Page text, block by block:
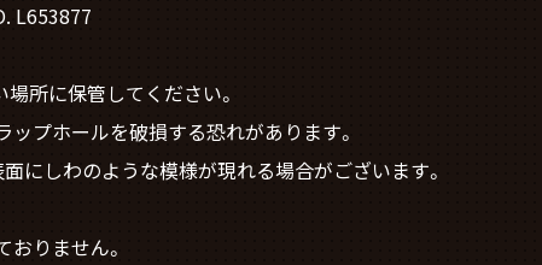
L653877
所に保管してください。
プホールを破損する恐れがあります。
にしわのような模様が現れる場合がございます。
りません。